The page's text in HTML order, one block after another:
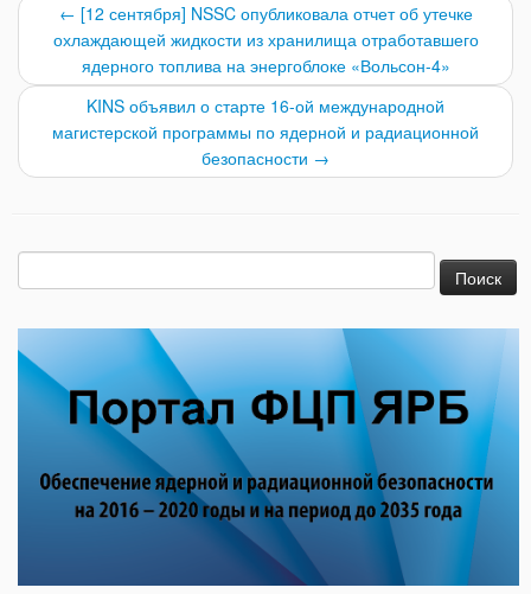
← [12 сентября] NSSC опубликовала отчет об утечке
охлаждающей жидкости из хранилища отработавшего
ядерного топлива на энергоблоке «Вольсон-4»
KINS объявил о старте 16-ой международной
магистерской программы по ядерной и радиационной
безопасности →